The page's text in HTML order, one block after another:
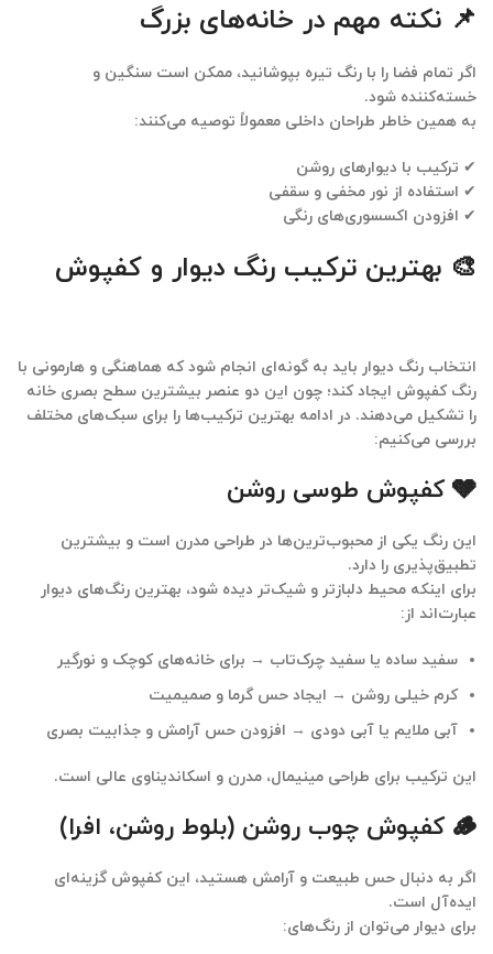
📌 نکته مهم در خانه‌های بزرگ
اگر تمام فضا را با رنگ تیره بپوشانید، ممکن است سنگین و
خسته‌کننده شود.
به همین خاطر طراحان داخلی معمولاً توصیه می‌کنند:
✔ ترکیب با دیوارهای روشن
✔ استفاده از نور مخفی و سقفی
✔ افزودن اکسسوری‌های رنگی
🎨 بهترین ترکیب رنگ دیوار و کفپوش
انتخاب رنگ دیوار باید به گونه‌ای انجام شود که هماهنگی و هارمونی با
رنگ کفپوش ایجاد کند؛ چون این دو عنصر بیشترین سطح بصری خانه
را تشکیل می‌دهند. در ادامه بهترین ترکیب‌ها را برای سبک‌های مختلف
بررسی می‌کنیم:
🩶 کفپوش طوسی روشن
این رنگ یکی از محبوب‌ترین‌ها در طراحی مدرن است و بیشترین
تطبیق‌پذیری را دارد.
برای اینکه محیط دلبازتر و شیک‌تر دیده شود، بهترین رنگ‌های دیوار
عبارت‌اند از:
سفید ساده یا سفید چرک‌تاب → برای خانه‌های کوچک و نورگیر
کرم خیلی روشن → ایجاد حس گرما و صمیمیت
آبی ملایم یا آبی دودی → افزودن حس آرامش و جذابیت بصری
این ترکیب برای طراحی مینیمال، مدرن و اسکاندیناوی عالی است.
🪵 کفپوش چوب روشن (بلوط روشن، افرا)
اگر به دنبال حس طبیعت و آرامش هستید، این کفپوش گزینه‌ای
ایده‌آل است.
برای دیوار می‌توان از رنگ‌های: